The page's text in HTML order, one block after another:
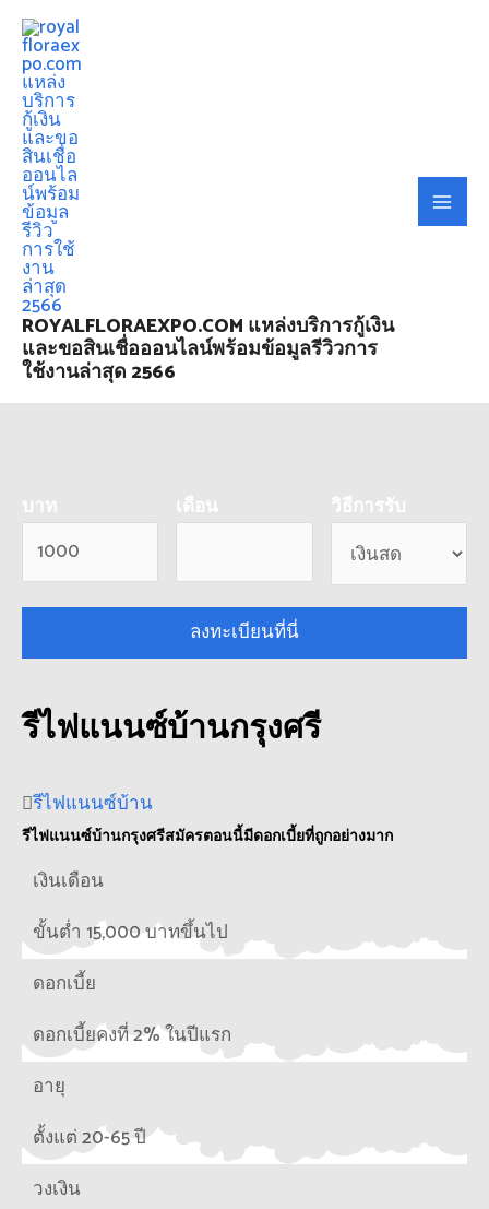
ROYALFLORAEXPO.COM แหล่งบริการกู้เงิน
และขอสินเชื่อออนไลน์พร้อมข้อมูลรีวิวการ
ใช้งานล่าสุด 2566
บาท เดือน วิธีการรับ
ลงทะเบียนที่นี่
รีไฟแนนซ์บ้านกรุงศรี
รีไฟแนนซ์บ้าน
รีไฟแนนซ์บ้านกรุงศรีสมัครตอนนี้มีดอกเบี้ยที่ถูกอย่างมาก
เงินเดือน
ขั้นต่ำ 15,000 บาทขึ้นไป
ดอกเบี้ย
ดอกเบี้ยคงที่ 2% ในปีแรก
อายุ
ตั้งแต่ 20-65 ปี
วงเงิน